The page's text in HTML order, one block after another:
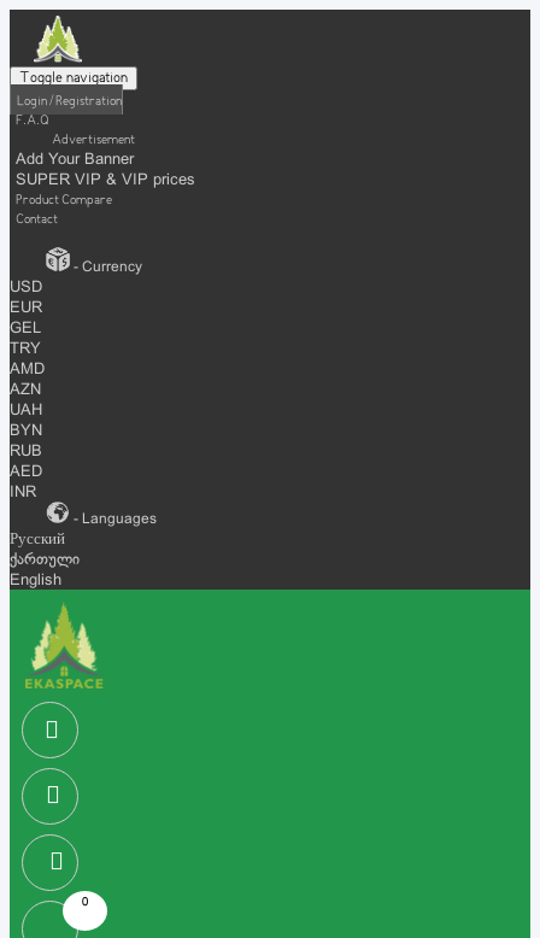
Toggle navigation
Login / Registration
F.A.Q
Advertisement
Add Your Banner
SUPER VIP & VIP prices
Product Compare
Contact
- Currency
USD
EUR
GEL
TRY
AMD
AZN
UAH
BYN
RUB
AED
INR
- Languages
Русский
ქართული
English
0